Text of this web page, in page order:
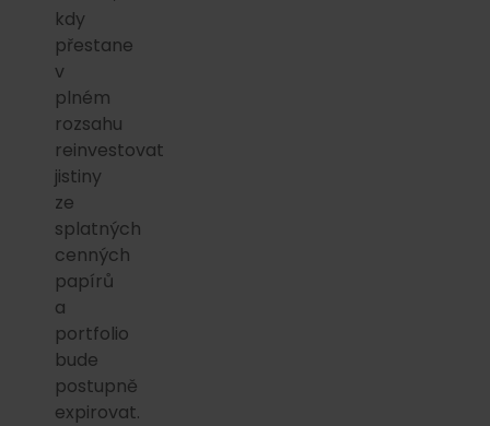
kdy
přestane
v
plném
rozsahu
reinvestovat
jistiny
ze
splatných
cenných
papírů
a
portfolio
bude
postupně
expirovat.